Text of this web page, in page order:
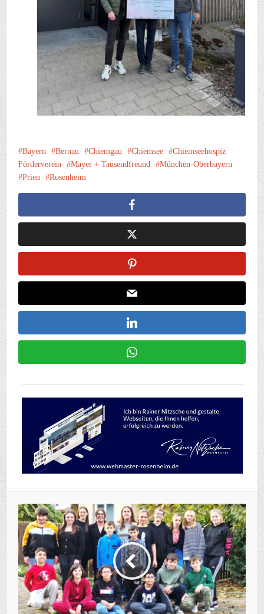
Bayern Bernau Chiemgau Chiemsee
Chiemseehospiz
Förderverein
Mayer + Tausendfreund
München-Oberbayern
Prien
Rosenheim